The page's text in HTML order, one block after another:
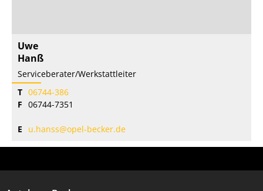
Uwe
Hanß
Serviceberater/Werkstattleiter
T 06744-386
F 06744-7351
E u.hanss@opel-becker.de